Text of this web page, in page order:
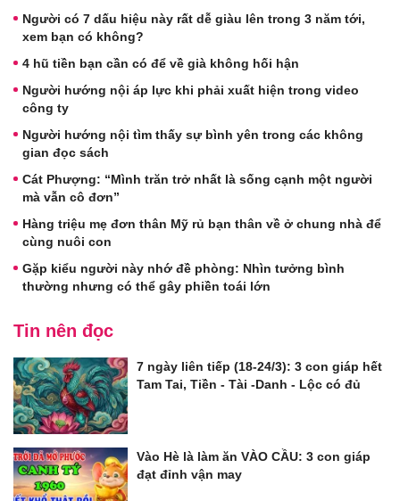
Người có 7 dấu hiệu này rất dễ giàu lên trong 3 năm tới,
xem bạn có không?
4 hũ tiền bạn cần có để về già không hối hận
Người hướng nội áp lực khi phải xuất hiện trong video
công ty
Người hướng nội tìm thấy sự bình yên trong các không
gian đọc sách
Cát Phượng: “Mình trăn trở nhất là sống cạnh một người
mà vẫn cô đơn”
Hàng triệu mẹ đơn thân Mỹ rủ bạn thân về ở chung nhà để
cùng nuôi con
Gặp kiểu người này nhớ đề phòng: Nhìn tưởng bình
thường nhưng có thể gây phiền toái lớn
Tin nên đọc
7 ngày liên tiếp (18-24/3): 3 con giáp hết
Tam Tai, Tiền - Tài -Danh - Lộc có đủ
Vào Hè là làm ăn VÀO CẦU: 3 con giáp
đạt đỉnh vận may